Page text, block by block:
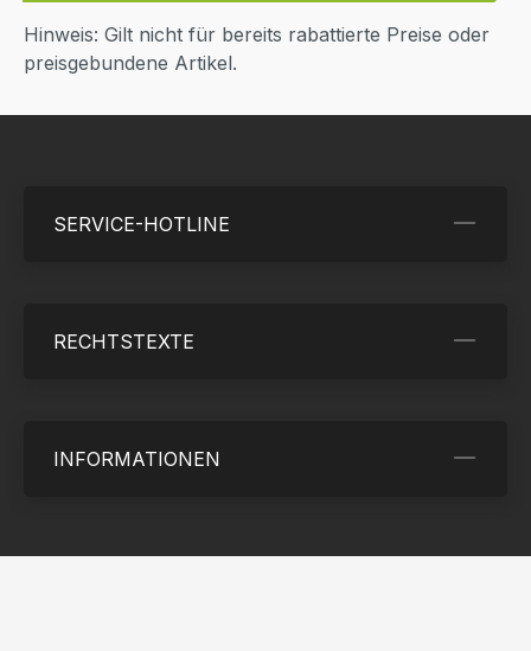
Hinweis: Gilt nicht für bereits rabattierte Preise oder
preisgebundene Artikel.
SERVICE-HOTLINE
RECHTSTEXTE
INFORMATIONEN